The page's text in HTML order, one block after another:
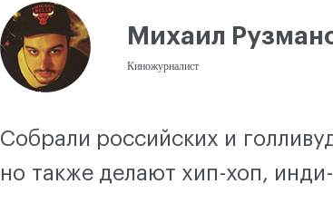
Михаил
Киножурналист
Собрали российских и
но также делают хип-хоп,